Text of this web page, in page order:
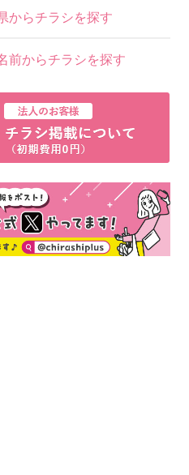
:8/5(水)〜8/9(日)
からチラシを探す
前からチラシを探す